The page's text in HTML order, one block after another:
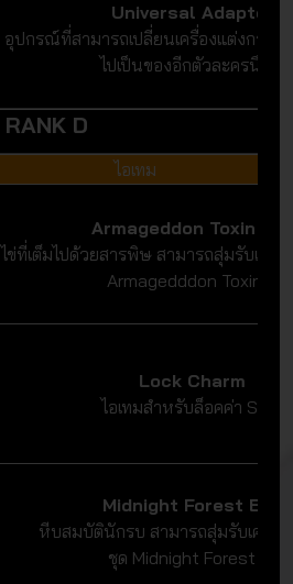
Universal Adapter
อุปกรณ์ที่สามารถเปลี่ยนเครื่องแต่งกายจ
ไปเป็นของอีกตัวละครนึงได้
RANK D
ไอเทม
Armageddon Toxin Egg
ไข่ที่เต็มไปด้วยสารพิษ สามารถสุ่มรับเครื่
Armagedddon Toxinได้
Lock Charm
ไอเทมสำหรับล็อคค่า Stat
Midnight Forest Egg
หีบสมบัตินักรบ สามารถสุ่มรับเครื่อง
ชุด Midnight Forest ได้